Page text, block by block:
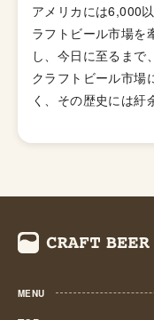
味の少ないホップを
ルのフレーバーが特
ジーIPA・ジューシ
存在します。
アメリカには6,000
ラフトビール市場を
し、今日に至るまで
クラフトビール市場
く、その歴史には紆
箇所もありました。
人消費のためにビー
中、企業家精神を持
火付け役の一人とな
MENU